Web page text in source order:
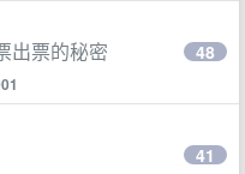
出票的秘密 48
41